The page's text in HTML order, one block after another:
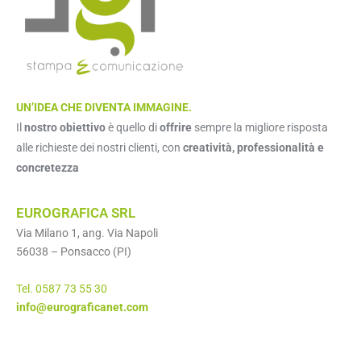
UN’IDEA CHE DIVENTA IMMAGINE.
Il nostro obiettivoè quello dioffrire sempre la migliore risposta
alle richieste dei nostri clienti, con creatività, professionalità e
concretezza
EUROGRAFICA SRL
Via Milano 1, ang. Via Napoli
56038 – Ponsacco (PI)
Tel. 0587 73 55 30
info@eurograficanet.com